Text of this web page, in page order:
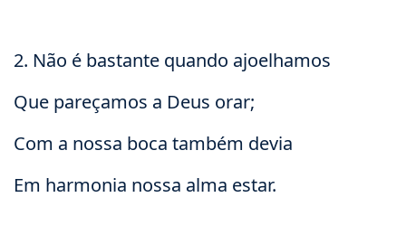
2. Não é bastante quando ajoelhamos
Que pareçamos a Deus orar;
Com a nossa boca também devia
Em harmonia nossa alma estar.